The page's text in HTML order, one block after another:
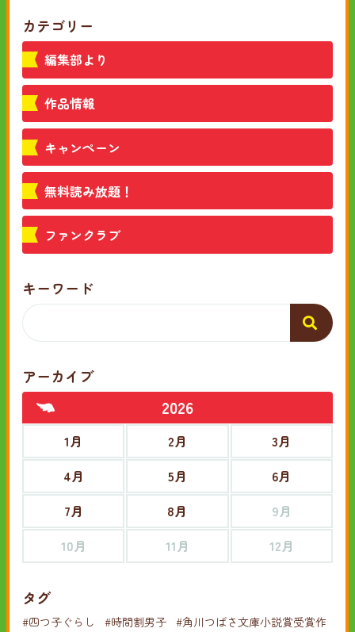
カテゴリー
編集部より
作品情報
キャンペーン
無料読み放題！
ファンクラブ
キーワード
アーカイブ
2026
1月 2月
3月
4月
5月
6月
7月
8月
9月
10月
11月 12月
タグ
#四つ子ぐらし #時間割男子 #角川つばさ文庫小説賞受賞作